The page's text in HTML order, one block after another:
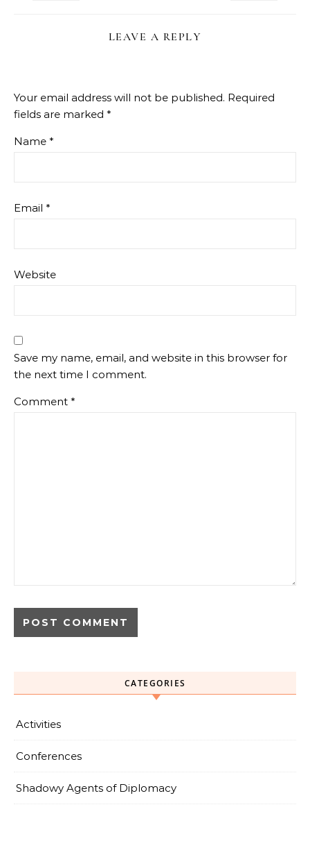
LEAVE A REPLY
Your email address will not be published. Required
fields are marked *
Name *
Email *
Website
Save my name, email, and website in this browser for
the next time I comment.
Comment *
CATEGORIES
Activities
Conferences
Shadowy Agents of Diplomacy